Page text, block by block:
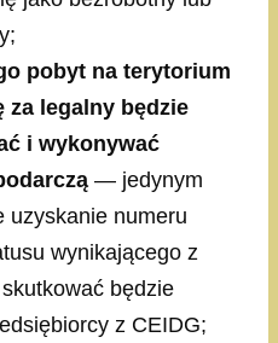
pobyt na terytorium
za legalny będzie
i wykonywać
— jedynym
uzyskanie numeru
wynikającego z
będzie
z CEIDG;